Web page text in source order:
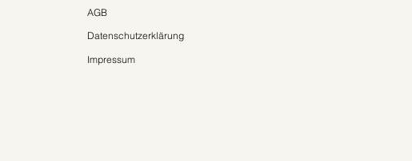
AGB
Datenschutzerklärung
Impressum